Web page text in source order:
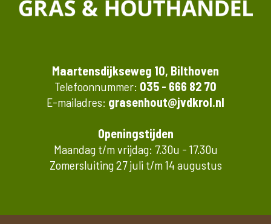
Maartensdijkseweg 10, Bilthoven
Telefoonnummer: 035 - 666 82 70
E-mailadres: grasenhout@jvdkrol.nl
Openingstijden
Maandag t/m vrijdag: 7.30u - 17.30u
Zomersluiting 27 juli t/m 14 augustus